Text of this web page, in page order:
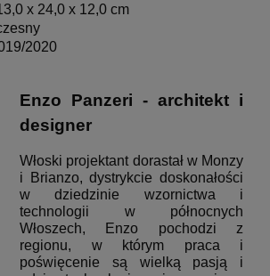
x 24,0 x 12,0 cm
2020
Enzo Panzeri - architekt i
designer
Włoski projektant dorastał w Monzy
i Brianzo, dystrykcie doskonałości
w dziedzinie wzornictwa i
technologii w północnych
Włoszech, Enzo pochodzi z
regionu, w którym praca i
poświęcenie są wielką pasją i